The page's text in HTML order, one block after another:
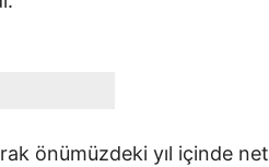
önümüzdeki yıl içinde net